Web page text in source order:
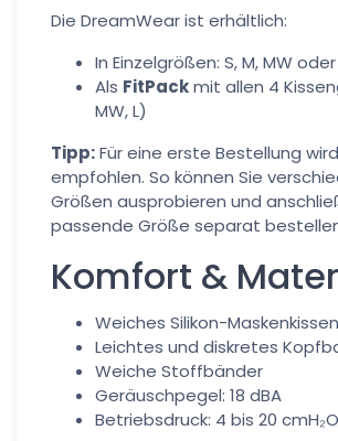
Die DreamWear ist erhältlich:
In Einzelgrößen: S, M, MW oder
Als FitPackmit allen 4
MW, L)
Tipp:Für eine erste Bestellung
empfohlen. So können Sie
Größen ausprobieren und
passende Größe separat
Komfort &
Weiches Silikon-Maskenkissen
Leichtes und diskretes
Weiche Stoffbänder
Geräuschpegel: 18 dBA
Betriebsdruck: 4 bis 20 cmH₂O